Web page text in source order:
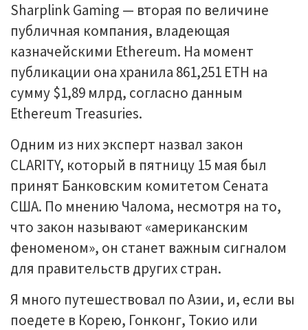
Sharplink Gaming — вторая по величине
публичная компания, владеющая
казначейскими Ethereum. На момент
публикации она хранила 861,251 ETH на
сумму $1,89 млрд, согласно данным
Ethereum Treasuries.
Одним из них эксперт назвал закон
CLARITY, который в пятницу 15 мая был
принят Банковским комитетом Сената
США. По мнению Чалома, несмотря на то,
что закон называют «американским
феноменом», он станет важным сигналом
для правительств других стран.
Я много путешествовал по Азии, и, если вы
поедете в Корею, Гонконг, Токио или